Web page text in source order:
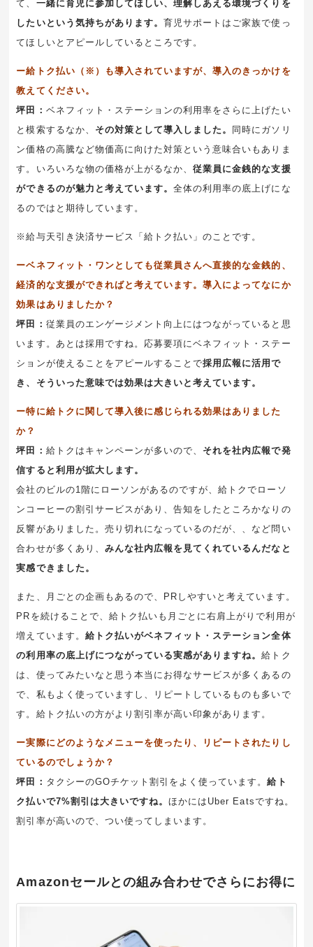
て、 一緒に育児に参加してほしい、理解しあえる環境づくりを
したいという気持ちがあります。育児サポートはご家族で使っ
てほしいとアピールしているところです。
ー給トク払い（※）も導入されていますが、導入のきっかけを
教えてください。
坪田： ベネフィット・ステーションの利用率をさらに上げたい
と模索するなか、 その対策として導入しました。
同時にガソリ
ン価格の高騰など物価高に向けた対策という意味合いもありま
す。いろいろな物の価格が上がるなか、従業員に金銭的な支援
ができるのが魅力と考えています。全体の利用率の底上げにな
るのではと期待しています。
※給与天引き決済サービス「給トク払い」のことです。
ーベネフィット・ワンとしても従業員さんへ直接的な金銭的、
経済的な支援ができればと考えています。導入によってなにか
効果はありましたか？
坪田： 従業員のエンゲージメント向上にはつながっていると思
います。あとは採用ですね。応募要項にベネフィット・ステー
ションが使えることをアピールすることで採用広報に活用で
き、そういった意味では効果は大きいと考えています。
ー特に給トクに関して導入後に感じられる効果はありました
か？
坪田： 給トクはキャンペーンが多いので、 それを社内広報で発
信すると利用が拡大します。
会社のビルの1階にローソンがあるのですが、給トクでローソ
ンコーヒーの割引サービスがあり、告知をしたところかなりの
反響がありました。売り切れになっているのだが、、など問い
合わせが多くあり、 みんな社内広報を見てくれているんだなと
実感できました。
また、月ごとの企画もあるので、PRしやすいと考えています。
PRを続けることで、給トク払いも月ごとに右肩上がりで利用が
増えています。 給トク払いがベネフィット・ステーション全体
の利用率の底上げにつながっている実感がありますね。給トク
は、使ってみたいなと思う本当にお得なサービスが多くあるの
で、私もよく使っていますし、リピートしているものも多いで
す。給トク払いの方がより割引率が高い印象があります。
ー実際にどのようなメニューを使ったり、リピートされたりし
ているのでしょうか？
坪田： タクシーのGOチケット割引をよく使っています。給ト
ク払いで7%割引は大きいですね。ほかにはUber Eatsですね。
割引率が高いので、つい使ってしまいます。
Amazonセールとの組み合わせでさらにお得に